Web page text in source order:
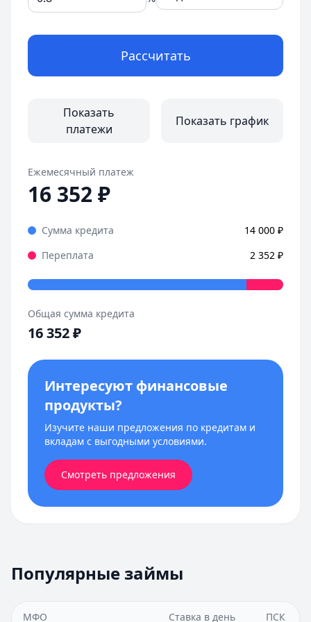
Рассчитать
Показать
платежи
Показать график
Ежемесячный платеж
16 352₽
Сумма кредита 14 000 ₽
Переплата
2 352 ₽
Общая сумма кредита
16 352₽
Интересуют финансовые
продукты?
Изучите наши предложения по кредитам и
вкладам с выгодными условиями.
Смотреть предложения
Популярные займы
МФО Ставка в день ПСК